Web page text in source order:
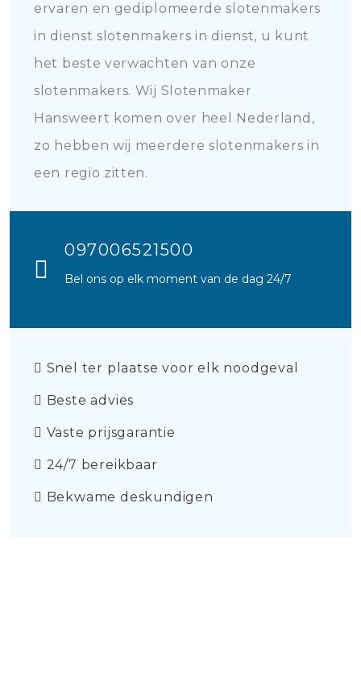
ervaren en gediplomeerde slotenmakers
in dienst slotenmakers in dienst, u kunt
het beste verwachten van onze
slotenmakers. Wij Slotenmaker
Hansweert komen over heel Nederland,
zo hebben wij meerdere slotenmakers in
een regio zitten.
097006521500
Bel ons op elk moment van de dag 24/7
Snel ter plaatse voor elk noodgeval
Beste advies
Vaste prijsgarantie
24/7 bereikbaar
Bekwame deskundigen